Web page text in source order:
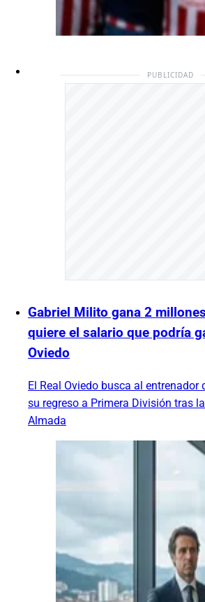
PUBLICIDAD
Gabriel Milito gana 2
quiere el salario que podría
Oviedo
El Real Oviedo busca al entrenador
su regreso a Primera División tras
Almada